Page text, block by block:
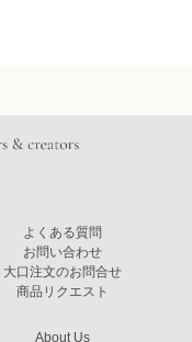
よくある質問
お問い合わせ
大口注文のお問合せ
商品リクエスト
About Us